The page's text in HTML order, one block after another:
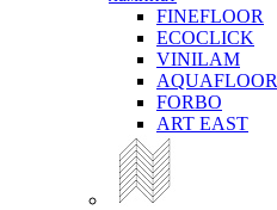
FINEFLOOR
ECOCLICK
VINILAM
AQUAFLOOR
FORBO
ART EAST